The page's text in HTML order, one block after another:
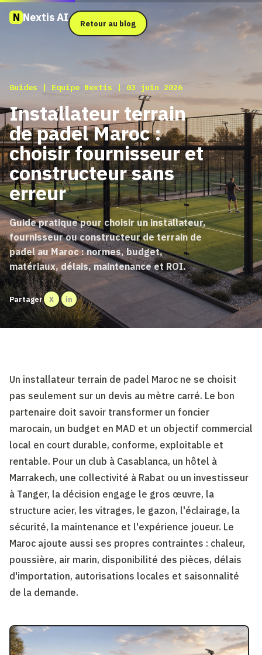
N Nextis AI Retour au blog
Guides | Equipe Nextis | 03 juin 2026
Installateur terrain
de padel Maroc :
choisir fournisseur et
constructeur sans
erreur
Guide pratique pour choisir un installateur,
fournisseur ou constructeur de terrain de
padel au Maroc : normes, budget,
matériaux, délais, maintenance et ROI.
Partager X in
Un installateur terrain de padel Maroc ne se choisit
pas seulement sur un devis au mètre carré. Le bon
partenaire doit savoir transformer un foncier
marocain, un budget en MAD et un objectif commercial
local en court durable, conforme, exploitable et
rentable. Pour un club à Casablanca, un hôtel à
Marrakech, une collectivité à Rabat ou un investisseur
à Tanger, la décision engage le gros œuvre, la
structure acier, les vitrages, le gazon, l'éclairage, la
sécurité, la maintenance et l'expérience joueur. Le
Maroc ajoute aussi ses propres contraintes : chaleur,
poussière, air marin, disponibilité des pièces, délais
d'importation, autorisations locales et saisonnalité
de la demande.